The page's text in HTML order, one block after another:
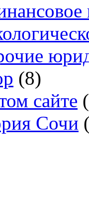
(8)
сайте
Сочи